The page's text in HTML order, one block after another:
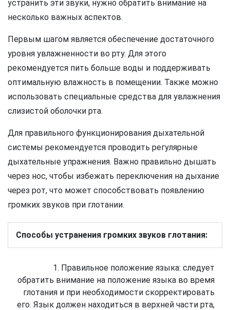
устранить эти звуки, нужно обратить внимание на
несколько важных аспектов.
Первым шагом является обеспечение достаточного
уровня увлажненности во рту. Для этого
рекомендуется пить больше воды и поддерживать
оптимальную влажность в помещении. Также можно
использовать специальные средства для увлажнения
слизистой оболочки рта.
Для правильного функционирования дыхательной
системы рекомендуется проводить регулярные
дыхательные упражнения. Важно правильно дышать
через нос, чтобы избежать переключения на дыхание
через рот, что может способствовать появлению
громких звуков при глотании.
Способы устранения громких звуков глотания:
1. Правильное положение языка: следует
обратить внимание на положение языка во время
глотания и при необходимости скорректировать
его. Язык должен находиться в верхней части рта,